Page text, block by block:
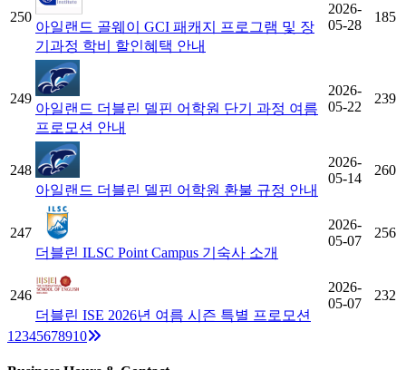
250
아일랜드 골웨이 GCI 패캐지 프로그램 및 장
기과정 학비 할인혜택 안내
2026-
05-28
185
249
아일랜드 더블린 델핀 어학원 단기 과정 여름
프로모션 안내
2026-
05-22
239
248
아일랜드 더블린 델핀 어학원 환불 규정 안내
2026-
05-14
260
247
더블린 ILSC Point Campus 기숙사 소개
2026-
05-07
256
246
더블린 ISE 2026년 여름 시즌 특별 프로모션
2026-
05-07
232
1 2345678910Next